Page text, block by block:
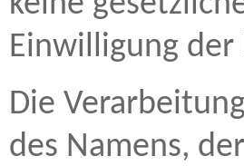
Einwilligung
Die
des Namens,